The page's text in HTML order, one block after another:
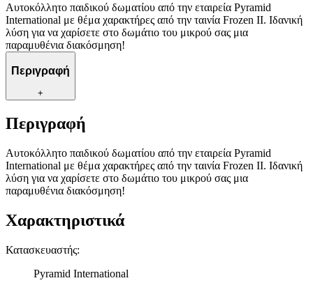
Αυτοκόλλητο παιδικού δωματίου από την εταιρεία Pyramid
International με θέμα χαρακτήρες από την ταινία Frozen II. Ιδανική
λύση για να χαρίσετε στο δωμάτιο του μικρού σας μια
παραμυθένια διακόσμηση!
Περιγραφή
+
Περιγραφή
Αυτοκόλλητο παιδικού δωματίου από την εταιρεία Pyramid
International με θέμα χαρακτήρες από την ταινία Frozen II. Ιδανική
λύση για να χαρίσετε στο δωμάτιο του μικρού σας μια
παραμυθένια διακόσμηση!
Χαρακτηριστικά
Κατασκευαστής:
Pyramid International